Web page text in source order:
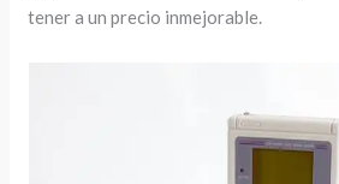
tener a un precio inmejorable.